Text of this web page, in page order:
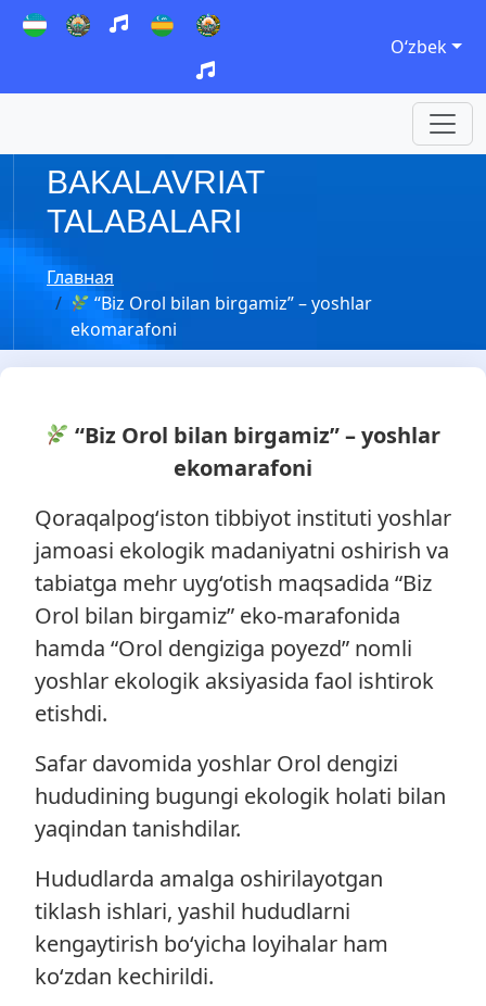
Oʻzbek
BAKALAVRIAT
TALABALARI
Главная
“Biz Orol bilan birgamiz” – yoshlar
ekomarafoni
“Biz Orol bilan birgamiz” – yoshlar
ekomarafoni
Qoraqalpog‘iston tibbiyot instituti yoshlar
jamoasi ekologik madaniyatni oshirish va
tabiatga mehr uyg‘otish maqsadida “Biz
Orol bilan birgamiz” eko-marafonida
hamda “Orol dengiziga poyezd” nomli
yoshlar ekologik aksiyasida faol ishtirok
etishdi.
Safar davomida yoshlar Orol dengizi
hududining bugungi ekologik holati bilan
yaqindan tanishdilar.
Hududlarda amalga oshirilayotgan
tiklash ishlari, yashil hududlarni
kengaytirish bo‘yicha loyihalar ham
ko‘zdan kechirildi.